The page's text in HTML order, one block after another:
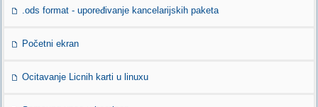
.ods format - upoređivanje kancelarijskih paketa
Početni ekran
Ocitavanje Licnih karti u linuxu